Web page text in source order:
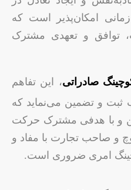
امکان‌پذیر است که
توافق و تعهدی مشترک
صادراتی، این تفاهم
و تضمین می‌نماید که
و با هدفی مشترک حرکت
و صاحب تجارت با مفاد و
امری ضروری است.